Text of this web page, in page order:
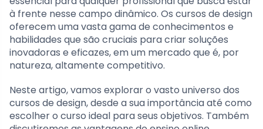
à frente nesse campo dinâmico. Os cursos de design
oferecem uma vasta gama de conhecimentos e
habilidades que são cruciais para criar soluções
inovadoras e eficazes, em um mercado que é, por
natureza, altamente competitivo.
Neste artigo, vamos explorar o vasto universo dos
cursos de design, desde a sua importância até como
escolher o curso ideal para seus objetivos. Também